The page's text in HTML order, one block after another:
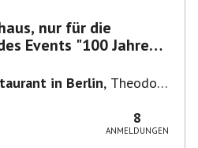
nur für die
Events "100 Jahre
in Berlin, Theodor-
8
ANMELDUNGEN